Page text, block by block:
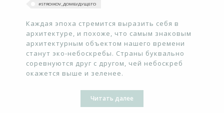
#STROIKOV_ДОМБУДУЩЕГО
Каждая эпоха стремится выразить себя в
архитектуре, и похоже, что самым знаковым
архитектурным объектом нашего времени
станут эко-небоскребы. Страны буквально
соревнуются друг с другом, чей небоскреб
окажется выше и зеленее.
Читать далее